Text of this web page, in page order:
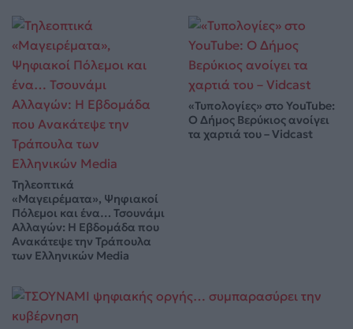
Τηλεοπτικά
«Μαγειρέματα», Ψηφιακοί
Πόλεμοι και ένα… Τσουνάμι
Αλλαγών: Η Εβδομάδα που
Ανακάτεψε την Τράπουλα
των Ελληνικών Media
«Τυπολογίες» στο YouTube:
Ο Δήμος Βερύκιος ανοίγει
τα χαρτιά του – Vidcast